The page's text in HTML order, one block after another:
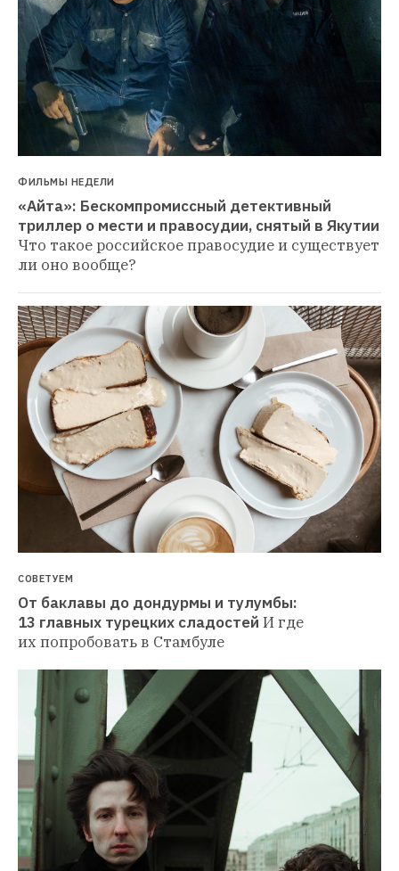
ФИЛЬМЫ НЕДЕЛИ
«Айта»: Бескомпромиссный детективный
триллер о мести и правосудии, снятый в Якутии
Что такое российское правосудие и существует
ли оно вообще?
СОВЕТУЕМ
От баклавы до дондурмы и тулумбы:
13 главных турецких сладостей И где
их попробовать в Стамбуле